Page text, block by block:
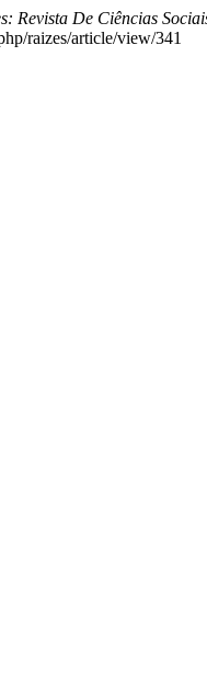
Revista De Ciências
raizes/article/view/341